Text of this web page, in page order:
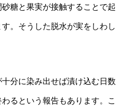
糖と果実が接触することで起
。そうした脱水が実をしわし
分に染み出せば漬け込む日数
るという報告もあります。こ